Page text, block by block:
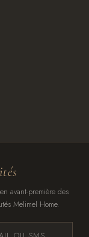
avant-première des
Melimel Home.